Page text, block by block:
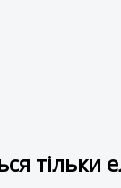
тільки